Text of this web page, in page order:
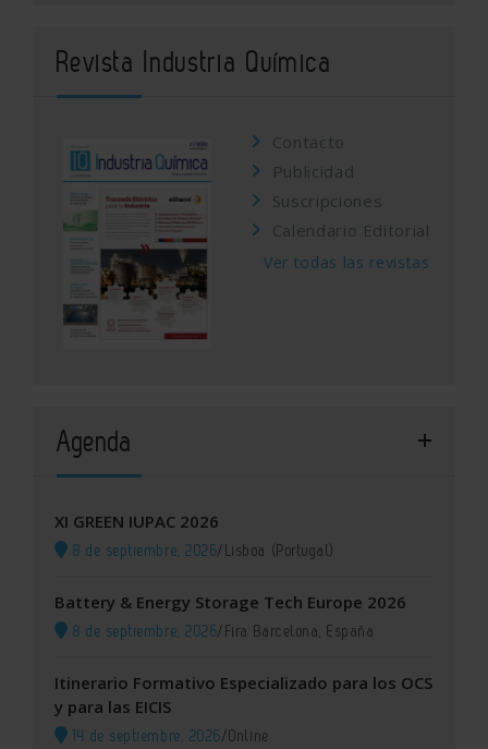
Revista Industria Química
Contacto
Publicidad
Suscripciones
Calendario Editorial
Ver todas las revistas
Agenda
XI GREEN IUPAC 2026
8 de septiembre, 2026/Lisboa (Portugal)
Battery & Energy Storage Tech Europe 2026
8 de septiembre, 2026/Fira Barcelona, España
Itinerario Formativo Especializado para los OCS
y para las EICIS
14 de septiembre, 2026/Online